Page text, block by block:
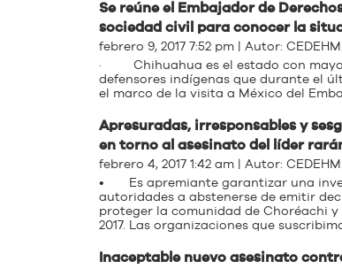
Se reúne el Embajador de
sociedad civil para conocer la
febrero 9, 2017 7:52 pm | Autor: CEDEHM
· Chihuahua es el estado con mayor
defensores indígenas que durante el
el marco de la visita a México del
Apresuradas, irresponsables y
en torno al asesinato del líder
febrero 4, 2017 1:42 am | Autor: CEDEHM
• Es apremiante garantizar una
autoridades a abstenerse de emitir
proteger la comunidad de Choréachi y
2017. Las organizaciones que
Inaceptable nuevo asesinato